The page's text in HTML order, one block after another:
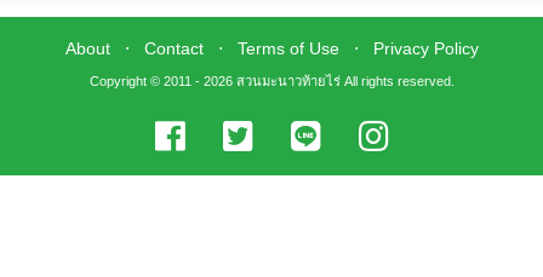
About ⋅ Contact ⋅ Terms of Use ⋅ Privacy Policy
Copyright © 2011 - 2026 สวนมะนาวท้ายไร่ All rights reserved.